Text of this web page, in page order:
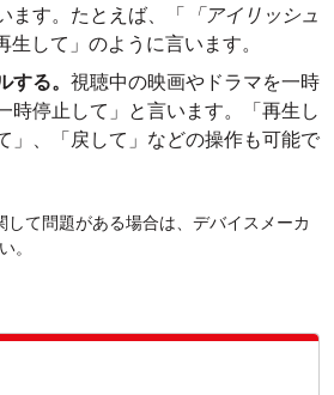
ます。たとえば、「
アイリッシュ
生して」のように言います。
る。 視聴中の映画やドラマを一時
時停止して」と言います。「再生し
」、「戻して」などの操作も可能で
して問題がある場合は、デバイスメーカ
。